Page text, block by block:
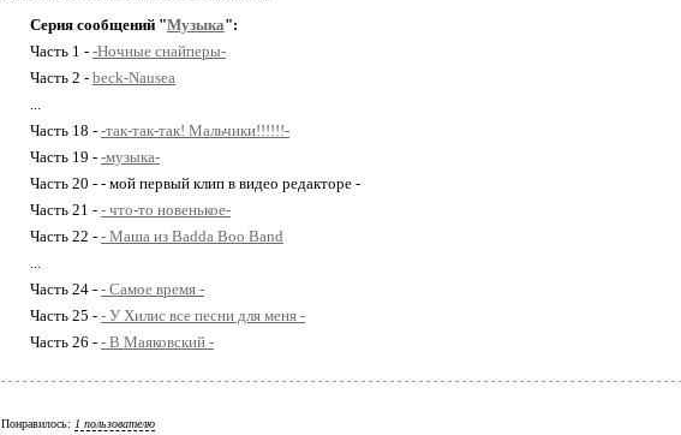
Серия сообщений "Музыка":
Часть 1 - -Ночные снайперы-
Часть 2 - beck-Nausea
...
Часть 18 - -так-так-так! Мальчики!!!!!!-
Часть 19 - -музыка-
Часть 20 - - мой первый клип в видео редакторе -
Часть 21 - - что-то новенькое-
Часть 22 - - Маша из Badda Boo Band
...
Часть 24 - - Самое время -
Часть 25 - - У Хилис все песни для меня -
Часть 26 - - В Маяковский -
Понравилось: 1 пользователю